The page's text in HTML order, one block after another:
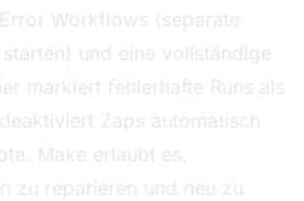
Workflows (separate
und eine vollständige
markiert fehlerhafte Runs als
Zaps automatisch
Make erlaubt es,
zu reparieren und neu zu